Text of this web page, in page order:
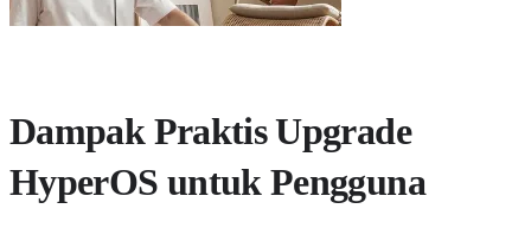
Dampak Praktis Upgrade
HyperOS untuk Pengguna